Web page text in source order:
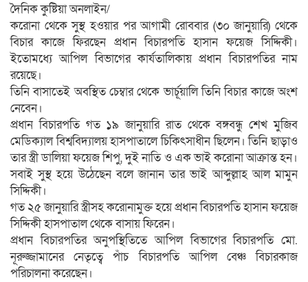
দৈনিক কুষ্টিয়া অনলাইন/
করোনা থেকে সুস্থ হওয়ার পর আগামী রোববার (৩০ জানুয়ারি) থেকে
বিচার কাজে ফিরছেন প্রধান বিচারপতি হাসান ফয়েজ সিদ্দিকী।
ইতোমধ্যে আপিল বিভাগের কার্যতালিকায় প্রধান বিচারপতির নাম
রয়েছে।
তিনি বাসাতেই অবস্থিত চেম্বার থেকে ভার্চূয়ালি তিনি বিচার কাজে অংশ
নেবেন।
প্রধান বিচারপতি গত ১৯ জানুয়ারি রাত থেকে বঙ্গবন্ধু শেখ মুজিব
মেডিক্যাল বিশ্ববিদ্যালয় হাসপাতালে চিকিৎসাধীন ছিলেন। তিনি ছাড়াও
তার স্ত্রী ডালিয়া ফয়েজ শিপু, দুই নাতি ও এক ভাই করোনা আক্রান্ত হন।
সবাই সুস্থ হয়ে উঠেছেন বলে জানান তার ভাই আব্দুল্লাহ আল মামুন
সিদ্দিকী।
গত ২৫ জানুয়ারি স্ত্রীসহ করোনামুক্ত হয়ে প্রধান বিচারপতি হাসান ফয়েজ
সিদ্দিকী হাসপাতাল থেকে বাসায় ফিরেন।
প্রধান বিচারপতির অনুপস্থিতিতে আপিল বিভাগের বিচারপতি মো.
নূরুজ্জামানের নেতৃত্বে পাঁচ বিচারপতি আপিল বেঞ্চ বিচারকাজ
পরিচালনা করেছেন।